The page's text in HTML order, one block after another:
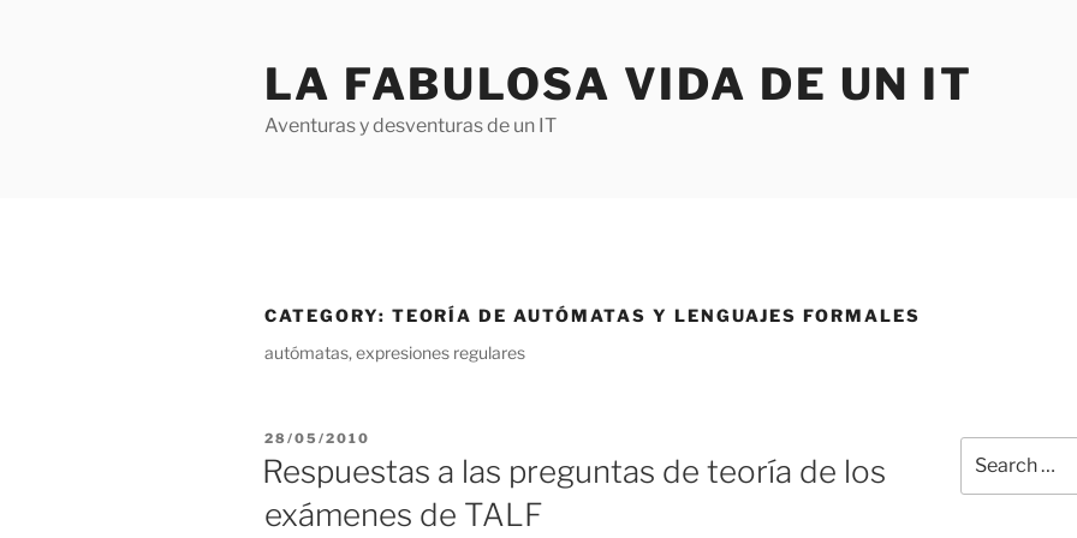
LA FABULOSA VIDA DE UN IT
Aventuras y desventuras de un IT
CATEGORY: TEORÍA DE AUTÓMATAS Y LENGUAJES FORMALES
autómatas, expresiones regulares
POSTED
ON
28/05/2010
Respuestas a las preguntas de teoría de los
exámenes de TALF
for: